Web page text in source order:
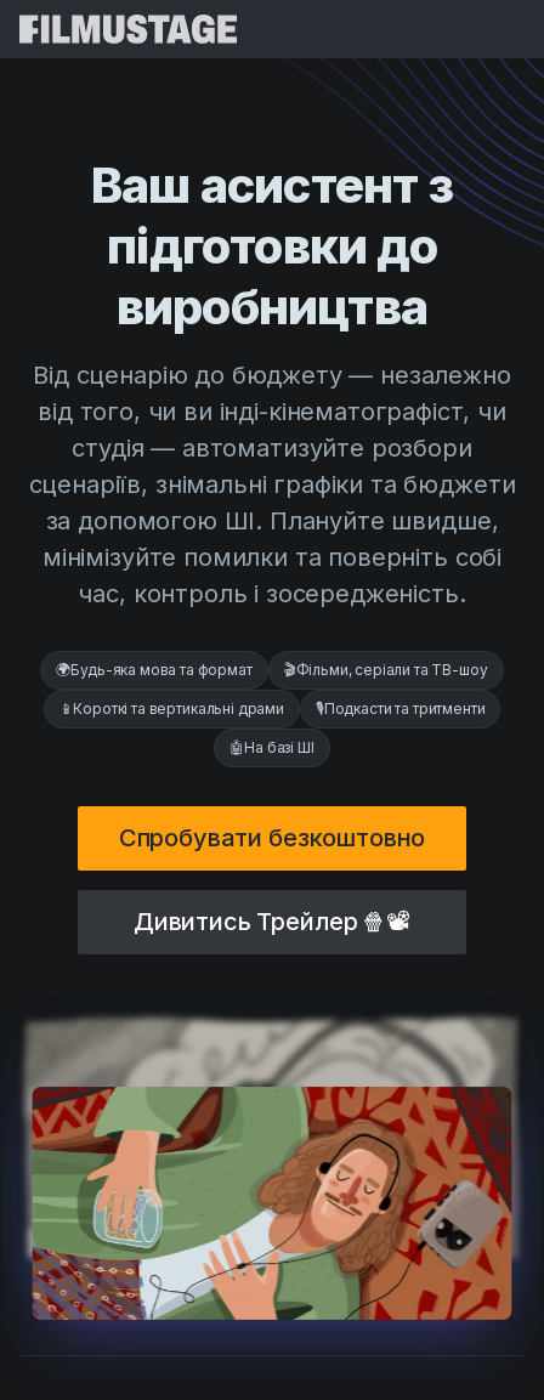
Storyboards & Shot Lists
Shooting Schedules
VFX Breakdown
Script Analysis
Script Synopsis
Script Sides
AI Agent
Cinemagic
Customer Stories
Directing
Distribution
Education
Events
Filmmaking
Filmustage news
IP Development
Pre-production
Product placement
Product updates
Production
Scheduling
Screenwriting
Script breakdown
Реферальна програма
Шаблони
Посібники
Відео
Приклади використання
Центр допомоги
Спробувати
Ваш асистентз
підготовки до
виробництва
Від сценарію до бюджету — незалежно
від того, чи ви інді-кінематографіст, чи
студія — автоматизуйте розбори
сценаріїв, знімальні графіки та бюджети
за допомогою ШІ. Плануйте швидше,
мінімізуйте помилки та поверніть собі
час, контроль і зосередженість.
🌍Будь-яка мова та формат 🎬Фільми, серіали та ТВ-шоу
📱 Короткі та вертикальні драми 🎙️Подкасти та тритменти
🤖 На базі ШІ
Спробувати безкоштовно
Дивитись Трейлер 🍿📽